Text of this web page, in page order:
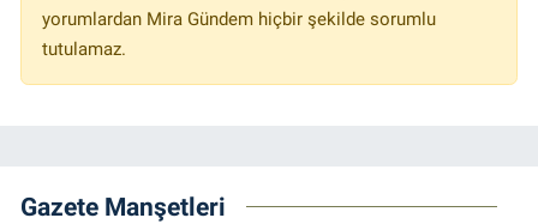
yorumlardan Mira Gündem hiçbir şekilde sorumlu
tutulamaz.
Gazete Manşetleri